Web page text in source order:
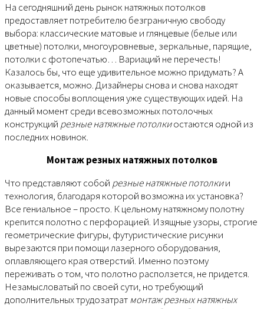
На сегодняшний день рынок натяжных потолков
предоставляет потребителю безграничную свободу
выбора: классические матовые и глянцевые (белые или
цветные) потолки, многоуровневые, зеркальные, парящие,
потолки с фотопечатью… Вариаций не перечесть!
Казалось бы, что еще удивительное можно придумать? А
оказывается, можно. Дизайнеры снова и снова находят
новые способы воплощения уже существующих идей. На
данный момент среди всевозможных потолочных
конструкций резные натяжные потолкиостаются одной из
последних новинок.
Монтаж резных натяжных потолков
Что представляют собой резные натяжные потолкии
технология, благодаря которой возможна их установка?
Все гениальное – просто. К цельному натяжному полотну
крепится полотно с перфорацией. Изящные узоры, строгие
геометрические фигуры, футуристические рисунки
вырезаются при помощи лазерного оборудования,
оплавляющего края отверстий. Именно поэтому
переживать о том, что полотно расползется, не придется.
Незамысловатый по своей сути, но требующий
дополнительных трудозатратмонтаж резных натяжных